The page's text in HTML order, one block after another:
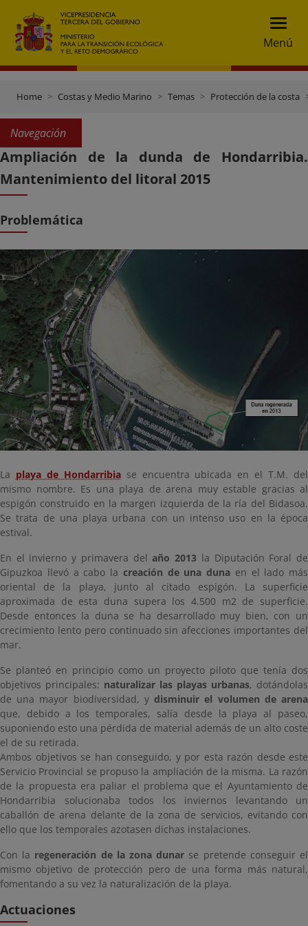
Menú
Home Costas y Medio Marino Temas Protección de la costa
Navegación
Ampliación de la dunda de Hondarribia.
Mantenimiento del litoral 2015
Problemática
La playa de Hondarribiase encuentra ubicada en el T.M. del
mismo nombre. Es una playa de arena muy estable gracias al
espigón construido en la margen izquierda de la ría del Bidasoa.
Se trata de una playa urbana con un intenso uso en la época
estival.
En el invierno y primavera delaño 2013 la Diputación Foral de
Gipuzkoa llevó a cabo la creación de una duna en el lado más
oriental de la playa, junto al citado espigón. La superficie
aproximada de esta duna supera los 4.500 m2 de superficie.
Desde entonces la duna se ha desarrollado muy bien, con un
crecimiento lento pero continuado sin afecciones importantes del
mar.
Se planteó en principio como un proyecto piloto que tenía dos
objetivos principales: naturalizar las playas urbanas, dotándolas
de una mayor biodiversidad, ydisminuir el volumen de arena
que, debido a los temporales, salía desde la playa al paseo,
suponiendo esto una pérdida de material además de un alto coste
el de su retirada.
Ambos objetivos se han conseguido, y por esta razón desde este
Servicio Provincial se propuso la ampliación de la misma. La razón
de la propuesta era paliar el problema que el Ayuntamiento de
Hondarribia solucionaba todos los inviernos levantando un
caballón de arena delante de la zona de servicios, evitando con
ello que los temporales azotasen dichas instalaciones.
Con la regeneración de la zona dunar se pretende conseguir el
mismo objetivo de protección pero de una forma más natural,
fomentando a su vez la naturalización de la playa.
Actuaciones